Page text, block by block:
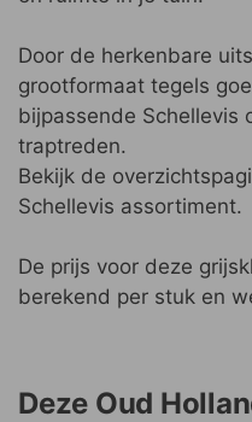
Door de herkenbare
grootformaat tegels
bijpassende Schellevis
traptreden.
Bekijk de
Schellevis assortiment.
De prijs voor deze
berekend per stuk en
Deze Oud